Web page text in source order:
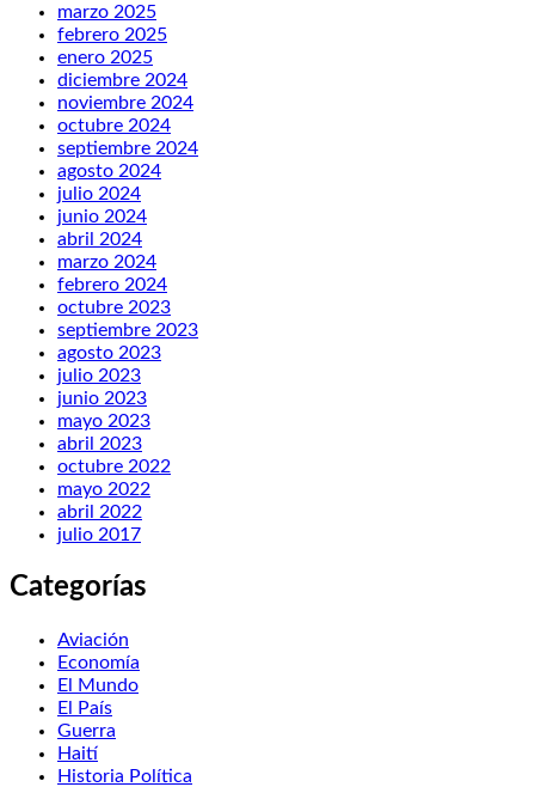
marzo 2025
febrero 2025
enero 2025
diciembre 2024
noviembre 2024
octubre 2024
septiembre 2024
agosto 2024
julio 2024
junio 2024
abril 2024
marzo 2024
febrero 2024
octubre 2023
septiembre 2023
agosto 2023
julio 2023
junio 2023
mayo 2023
abril 2023
octubre 2022
mayo 2022
abril 2022
julio 2017
Categorías
Aviación
Economía
El Mundo
El País
Guerra
Haití
Historia Política